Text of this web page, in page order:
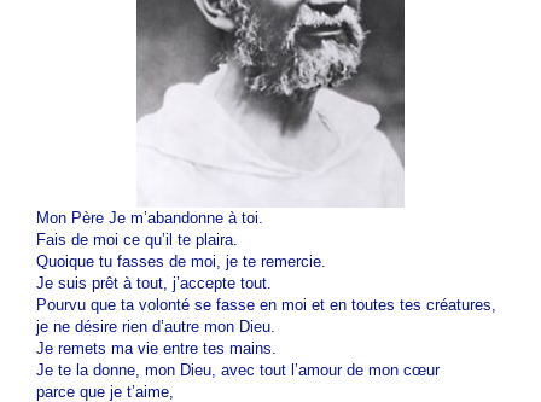
Mon Père Je m’abandonne à toi.
Fais de moi ce qu’il te plaira.
Quoique tu fasses de moi, je te remercie.
Je suis prêt à tout, j’accepte tout.
Pourvu que ta volonté se fasse en moi et en toutes tes créatures,
je ne désire rien d’autre mon Dieu.
Je remets ma vie entre tes mains.
Je te la donne, mon Dieu, avec tout l’amour de mon cœur
parce que je t’aime,